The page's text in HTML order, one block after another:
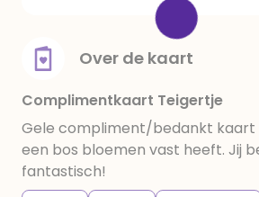
Over de kaart
Complimentkaart Teigertje
Gele compliment/bedankt kaart
een bos bloemen vast heeft. Jij
fantastisch!